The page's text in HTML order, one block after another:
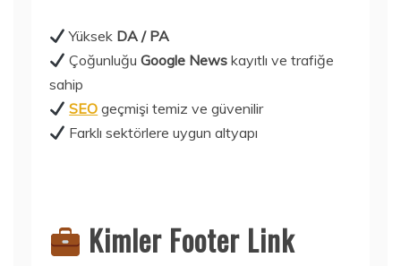
Yüksek DA / PA
ÇoğunluğuGoogle News kayıtlı ve trafiğe
sahip
SEO geçmişi temiz ve güvenilir
Farklı sektörlere uygun altyapı
Kimler Footer Link